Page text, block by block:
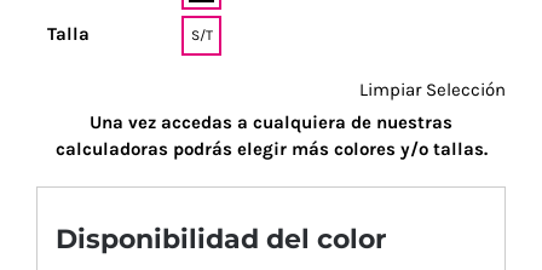
Talla S/T
Limpiar Selección
Una vez accedas a cualquiera de nuestras
calculadoras podrás elegir más colores y/o tallas.
Disponibilidad del color